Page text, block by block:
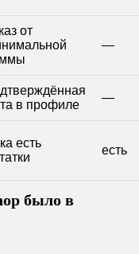
от
—
в профиле
—
есть
есть
было в